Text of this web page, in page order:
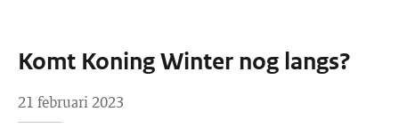
Komt Koning Winter nog langs?
21 februari 2023